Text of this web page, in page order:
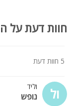
חוות דעת על
5 חוות דעת
ול וליד
נופש